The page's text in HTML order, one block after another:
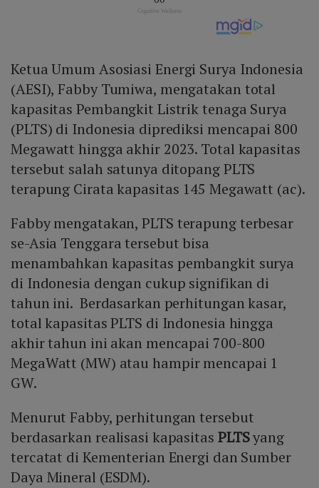
Ketua Umum Asosiasi Energi Surya Indonesia
(AESI), Fabby Tumiwa, mengatakan total
kapasitas Pembangkit Listrik tenaga Surya
(PLTS) di Indonesia diprediksi mencapai 800
Megawatt hingga akhir 2023. Total kapasitas
tersebut salah satunya ditopang PLTS
terapung Cirata kapasitas 145 Megawatt (ac).
Fabby mengatakan, PLTS terapung terbesar
se-Asia Tenggara tersebut bisa
menambahkan kapasitas pembangkit surya
di Indonesia dengan cukup signifikan di
tahun ini. Berdasarkan perhitungan kasar,
total kapasitas PLTS di Indonesia hingga
akhir tahun ini akan mencapai 700-800
MegaWatt (MW) atau hampir mencapai 1
GW.
Menurut Fabby, perhitungan tersebut
berdasarkan realisasi kapasitas PLTSyang
tercatat di Kementerian Energi dan Sumber
Daya Mineral (ESDM).